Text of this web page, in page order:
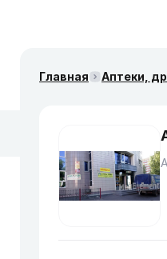
Главная Аптеки,